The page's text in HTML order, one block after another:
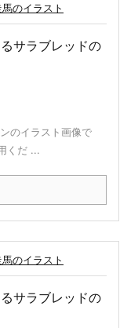
のイラスト
サラブレッドの
のイラスト画像で
くだ ...
のイラスト
サラブレッドの